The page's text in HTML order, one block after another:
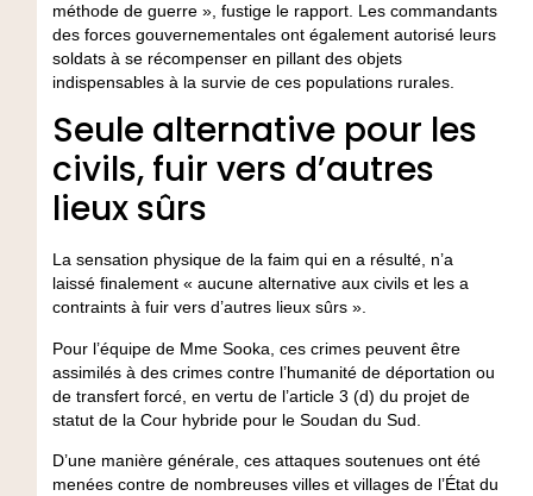
méthode de guerre », fustige le rapport. Les commandants
des forces gouvernementales ont également autorisé leurs
soldats à se récompenser en pillant des objets
indispensables à la survie de ces populations rurales.
Seule alternative pour les
civils, fuir vers d’autres
lieux sûrs
La sensation physique de la faim qui en a résulté, n’a
laissé finalement « aucune alternative aux civils et les a
contraints à fuir vers d’autres lieux sûrs ».
Pour l’équipe de Mme Sooka, ces crimes peuvent être
assimilés à des crimes contre l’humanité de déportation ou
de transfert forcé, en vertu de l’article 3 (d) du projet de
statut de la Cour hybride pour le Soudan du Sud.
D’une manière générale, ces attaques soutenues ont été
menées contre de nombreuses villes et villages de l’État du